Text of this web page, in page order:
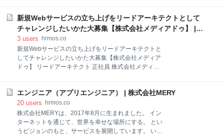
ような部活があります！〉 ゴルフ、バスケ、フットサ
ル、サバゲー、トレッキング、ボードゲーム、カラオ
ケ、ジョギング、学芸、写真、オールラウンドetc ●
新規Webサービスの立ち上げをリードアーキテクトとして
チャレンジしたいかた大募集【株式会社メディアドゥ】 |
株式会社メディアドゥホールディングス
3 users
hrmos.co
新規Webサービスの立ち上げをリードアーキテクトと
してチャレンジしたいかた大募集【株式会社メディア
ドゥ】 リードアーキテクト 正社員 株式会社メディア
現するため、今の時代や人のニーズにマッチした新し
いイノベーションの創出を図り、周囲を牽引しなが
ら、また時には巻き込みながら、電子書籍のリーディ
ング・ディストリビューターで在り続けたいと考えて
います。「成長と可能性」。メディアドゥは、人の成
エンジニア（アプリエンジニア） | 株式会社MERY
20 users
hrmos.co
株式会社MERYは、2017年8月に生まれました。 イン
ターネットを通じて、世界を幸せな場所にする。 とい
うビジョンのもと、サービスを展開しています。 いま